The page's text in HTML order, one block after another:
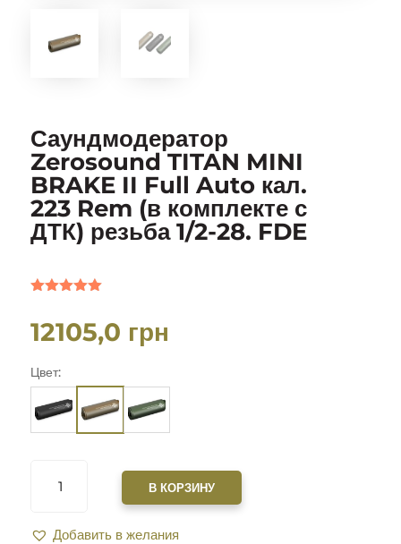
Саундмодератор
Zerosound TITAN MINI
BRAKE II Full Auto кал.
223 Rem (в комплекте с
ДТК) резьба 1/2-28. FDE
на основе
опроса
я
12105,0 грн
Цвет:
ТОВАРА
САУНДМОДЕРАТОР
TITAN
В КОРЗИНУ
Добавить в желания